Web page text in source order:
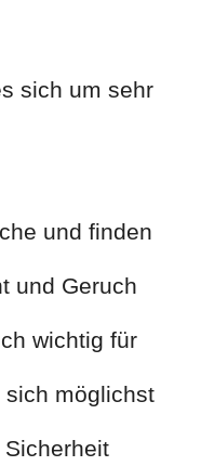
sich um sehr
und finden
und Geruch
wichtig für
möglichst